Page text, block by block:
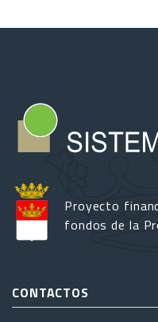
Proyecto
fondos de la
CONTACTOS